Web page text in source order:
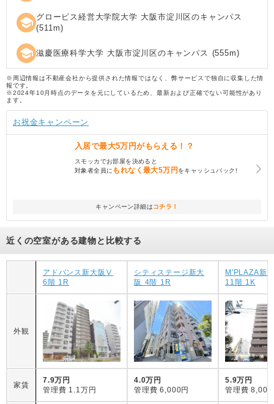
school グロービス経営大学院大学 大阪市淀川区のキャンパス
(511m)
school 滋慶医療科学大学 大阪市淀川区のキャンパス (555m)
※周辺情報は不動産会社から提供された情報ではなく、弊サービスで独自に収集した情
報です。
※2024年10月時点のデータを元にしているため、最新および正確でない可能性があり
ます。
お祝金キャンペーン
入居で最大5万円がもらえる！？
スモッカでお部屋を決めると
対象者全員に もれなく最大5万円をキャッシュバック!
キャンペーン詳細はコチラ！
近くの空室がある建物と比較する
アドバンス新大阪Ⅴ
6階 1R
シティステージ新大
阪 4階 1R
M'PLAZA新
11階 1K
外観
家賃
7.9万円
管理費 1.1万円
4.0万円
管理費 6,000円
5.9万円
管理費 8,000